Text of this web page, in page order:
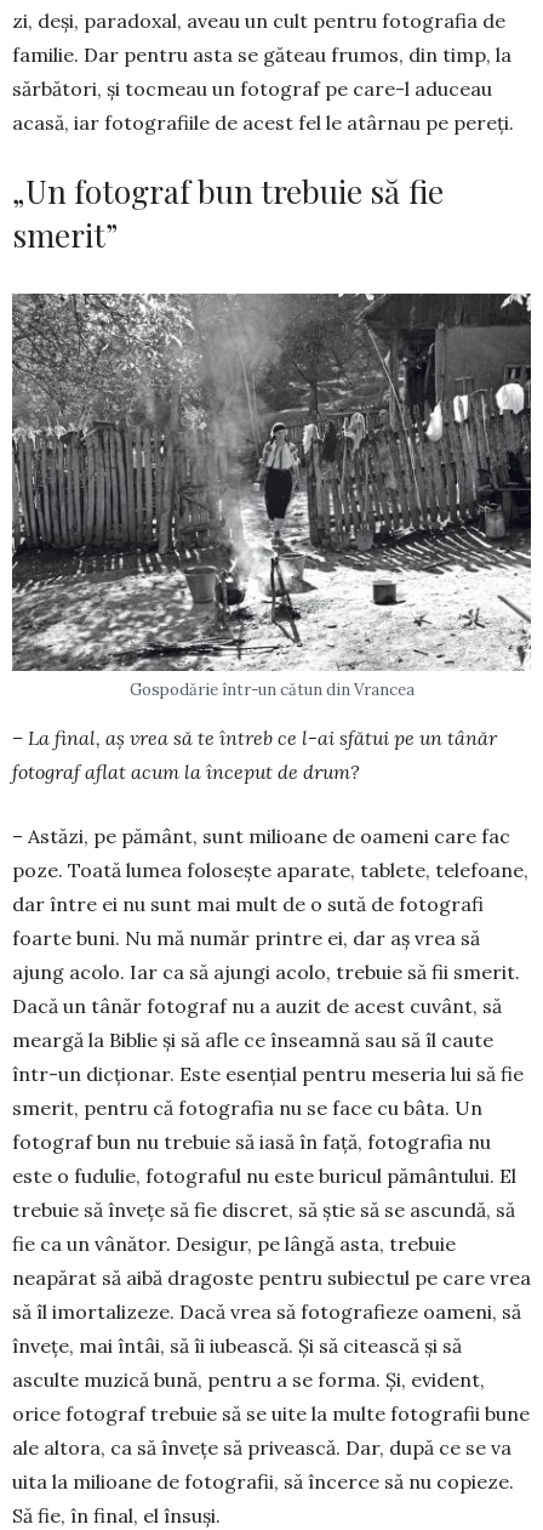
zi, deși, para­doxal, aveau un cult pen­tru fotografia de
familie. Dar pentru asta se găteau frumos, din timp, la
săr­bători, și tocmeau un fotograf pe care-l adu­ceau
acasă, iar fotografiile de acest fel le atârnau pe pereți.
„Un fotograf bun trebuie să fie
smerit”
Gospodărie într-un cătun din Vrancea
– La final, aș vrea să te întreb ce l-ai sfătui pe un tânăr
fotograf aflat acum la început de drum?
– Astăzi, pe pământ, sunt milioane de oameni care fac
poze. Toată lumea folosește aparate, ta­blete, telefoane,
dar între ei nu sunt mai mult de o sută de fotografi
foarte buni. Nu mă număr printre ei, dar aș vrea să
ajung acolo. Iar ca să ajungi acolo, trebuie să fii smerit.
Dacă un tânăr fotograf nu a auzit de acest cuvânt, să
meargă la Biblie și să afle ce înseamnă sau să îl caute
într-un dicționar. Este esențial pentru meseria lui să fie
smerit, pentru că fotografia nu se face cu bâta. Un
fotograf bun nu trebuie să iasă în față, fotografia nu
este o fudulie, fotograful nu este buricul pământului. El
trebuie să învețe să fie discret, să știe să se ascundă, să
fie ca un vânător. Desigur, pe lângă asta, trebuie
neapărat să aibă dragoste pentru subiectul pe care vrea
să îl imortalizeze. Dacă vrea să fotografieze oameni, să
învețe, mai întâi, să îi iubească. Și să citească și să
asculte muzică bună, pentru a se forma. Și, evident,
orice fotograf trebuie să se uite la multe fotografii bune
ale altora, ca să învețe să pri­vească. Dar, după ce se va
uita la mili­oane de fotografii, să încerce să nu co­pieze.
Să fie, în final, el însuși.